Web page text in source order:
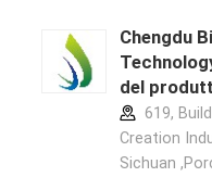
Chengdu
del
619,
Creation
Sichuan